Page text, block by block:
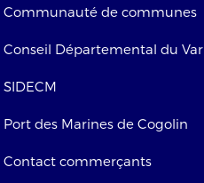
Communauté de communes
Conseil Départemental du Var
SIDECM
Port des Marines de Cogolin
Contact commerçants